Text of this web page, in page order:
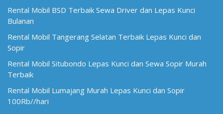
Rental Mobil BSD Terbaik Sewa Driver dan Lepas Kunci
Bulanan
Rental Mobil Tangerang Selatan Terbaik Lepas Kunci dan
Sopir
Rental Mobil Situbondo Lepas Kunci dan Sewa Sopir Murah
Terbaik
Rental Mobil Lumajang Murah Lepas Kunci dan Sopir
100Rb//hari